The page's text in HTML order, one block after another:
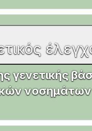
γενετικής
νοσημάτων